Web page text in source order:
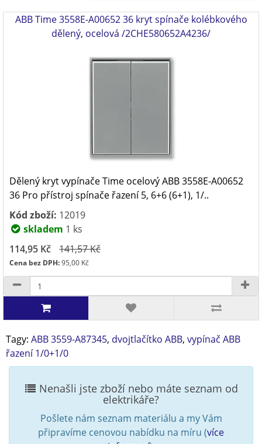
ABB Time 3558E-A00652 36 kryt spínače kolébkového
dělený, ocelová /2CHE580652A4236/
Dělený kryt vypínače Time ocelový ABB 3558E-A00652
36 Pro přístroj spínače řazení 5, 6+6 (6+1), 1/..
Kód zboží: 12019
skladem 1 ks
114,95 Kč
141,57 Kč
Cena bez DPH:95,00 Kč
Tagy: ABB 3559-A87345, dvojtlačítko ABB, vypínač ABB
řazení 1/0+1/0
Nenašli jste zboží nebo máte seznam od
elektrikáře?
Pošlete nám seznam materiálu a my Vám
připravíme cenovou nabídku na míru (více